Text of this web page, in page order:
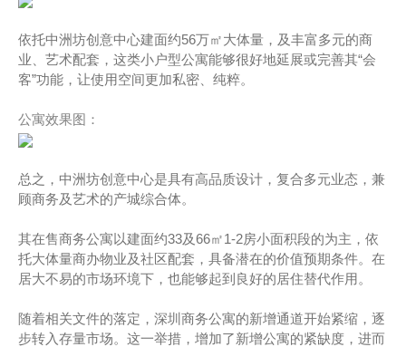
依托中洲坊创意中心建面约56万㎡大体量，及丰富多元的商
业、艺术配套，这类小户型公寓能够很好地延展或完善其“会
客”功能，让使用空间更加私密、纯粹。
公寓效果图：
总之，中洲坊创意中心是具有高品质设计，复合多元业态，兼
顾商务及艺术的产城综合体。
其在售商务公寓以建面约33及66㎡1-2房小面积段的为主，依
托大体量商办物业及社区配套，具备潜在的价值预期条件。在
居大不易的市场环境下，也能够起到良好的居住替代作用。
随着相关文件的落定，深圳商务公寓的新增通道开始紧缩，逐
步转入存量市场。这一举措，增加了新增公寓的紧缺度，进而